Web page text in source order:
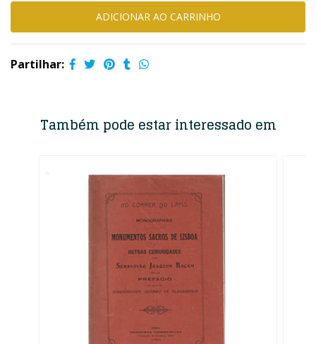
Partilhar:
Também pode estar interessado em